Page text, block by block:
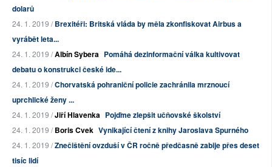
dolarů
24. 1. 2019 /Brexitéři: Britská vláda by měla zkonfiskovat Airbus a
vyrábět leta...
24. 1. 2019 /Albín Sybera Pomáhá dezinformační válka kultivovat
debatu o konstrukci české ide...
24. 1. 2019 /Chorvatská pohraniční policie zachránila mrznoucí
uprchlické ženy ...
24. 1. 2019 /Jiří Hlavenka Pojďme zlepšit učňovské školství
24. 1. 2019 /Boris Cvek Vynikající čtení z knihy Jaroslava Spurného
24. 1. 2019 /Znečištění ovzduší v ČR ročně předčasně zabije přes deset
tisíc lidí